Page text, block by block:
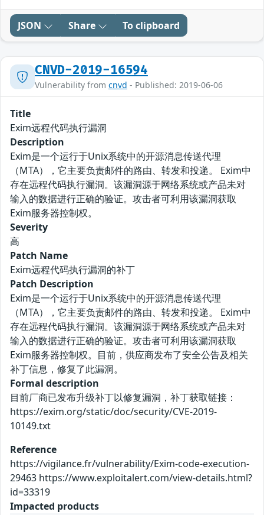
JSON Share To clipboard
CNVD-2019-16594
Vulnerability from cnvd - Published: 2019-06-06
Title
Exim远程代码执行漏洞
Description
Exim是一个运行于Unix系统中的开源消息传送代理
（MTA），它主要负责邮件的路由、转发和投递。 Exim中
存在远程代码执行漏洞。该漏洞源于网络系统或产品未对
输入的数据进行正确的验证。攻击者可利用该漏洞获取
Exim服务器控制权。
Severity
高
Patch Name
Exim远程代码执行漏洞的补丁
Patch Description
Exim是一个运行于Unix系统中的开源消息传送代理
（MTA），它主要负责邮件的路由、转发和投递。 Exim中
存在远程代码执行漏洞。该漏洞源于网络系统或产品未对
输入的数据进行正确的验证。攻击者可利用该漏洞获取
Exim服务器控制权。目前，供应商发布了安全公告及相关
补丁信息，修复了此漏洞。
Formal description
目前厂商已发布升级补丁以修复漏洞，补丁获取链接：
https://exim.org/static/doc/security/CVE-2019-
10149.txt
Reference
https://vigilance.fr/vulnerability/Exim-code-execution-
29463 https://www.exploitalert.com/view-details.html?
id=33319
Impacted products